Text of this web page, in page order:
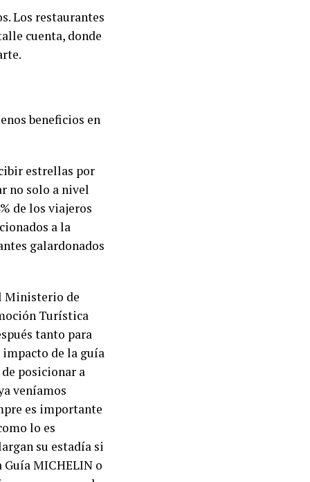
Los restaurantes
cuenta, donde
beneficios en
estrellas por
no solo a nivel
de los viajeros
a la
galardonados
Ministerio de
Turística
tanto para
de la guía
posicionar a
veníamos
es importante
lo es
su estadía si
MICHELIN o